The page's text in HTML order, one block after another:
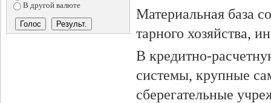
В другой валюте
Материальная база
тарного хозяйства,
В кредитно-
системы, крупные
сберегательные